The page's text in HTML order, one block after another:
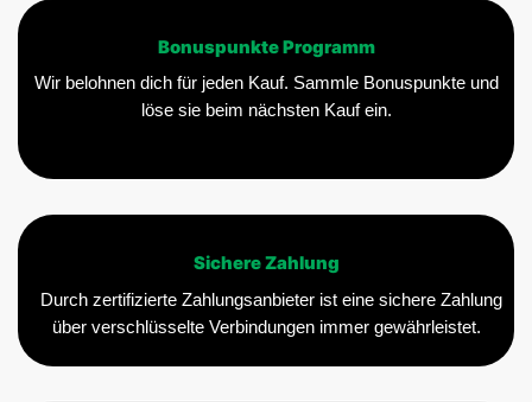
Bonuspunkte Programm
Wir belohnen dich für jeden Kauf. Sammle Bonuspunkte und
löse sie beim nächsten Kauf ein.
Sichere Zahlung
Durch zertifizierte Zahlungsanbieter ist eine sichere Zahlung
über verschlüsselte Verbindungen immer gewährleistet.